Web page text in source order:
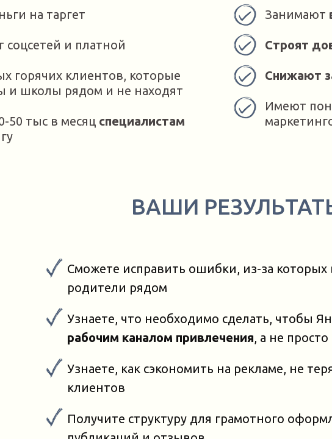
Занимают
Строят
горячих клиентов, которые
и школы рядом и не находят
на таргет
соцсетей и платной
Снижают
50 тыс в месяц специалистам
Имеют
ВАШИ
Узнаете, что необходимо сделать, чтобы
рабочим каналом привлечения, а не
Получите структуру для грамотного
Узнаете, как сэкономить на рекламе, не
клиентов
Сможете исправить ошибки, из-за которых
родители рядом